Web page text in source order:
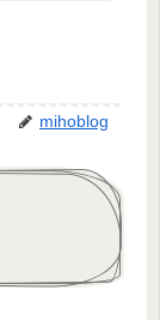
mihoblog